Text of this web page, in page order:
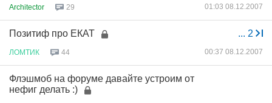
Architector 29 01:03 08.12.2007
... 2
Позитиф про ЕКАТ
ЛОМТИК 44 00:37 08.12.2007
Флэшмоб на форуме давайте устроим от
нефиг делать :)